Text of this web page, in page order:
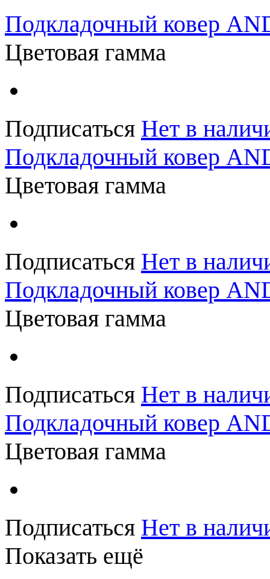
Подкладочный ковер
Цветовая гамма
Подписаться Нет в
Подкладочный ковер
Цветовая гамма
Подписаться Нет в
Подкладочный ковер
Цветовая гамма
Подписаться Нет в
Подкладочный ковер
Цветовая гамма
Подписаться Нет в
Показать ещё